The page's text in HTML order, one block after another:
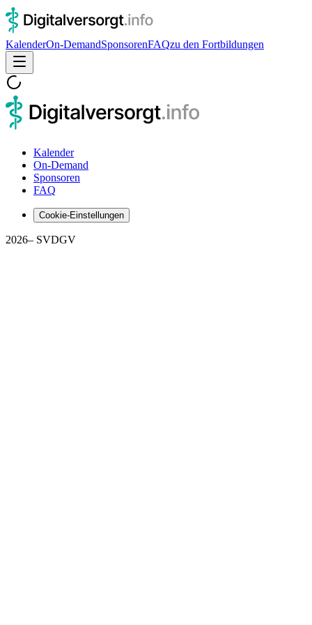
KalenderOn-DemandSponsorenFAQzu den Fortbildungen
Kalender
On-Demand
Sponsoren
FAQ
Cookie-Einstellungen
2026– SVDGV